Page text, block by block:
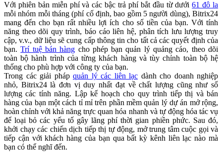
Với phiên bản miễn phí và các bậc trả phí bắt đầu từ dưới61 đô la
mỗi nhóm mỗi tháng (phí cố định, bao gồm 5 người dùng), Bitrix24
mang đến cho bạn rất nhiều lợi ích cho số tiền của bạn. Với tính
năng theo dõi quy trình, báo cáo liên hệ, phân tích lưu lượng truy
cập, v.v., dữ liệu sẽ cung cấp thông tin cho tất cả các quyết định của
bạn.Trí tuệ bán hàng cho phép bạn quản lý quảng cáo, theo dõi
toàn bộ hành trình của từng khách hàng và tùy chỉnh toàn bộ hệ
thống cho phù hợp với công ty của bạn.
Trong các giải pháp quản lý các liên lạc dành cho doanh nghiệp
nhỏ, Bitrix24 là đơn vị duy nhất đạt về chất lượng cũng như số
lượng các tính năng. Lập kế hoạch cho quy trình tiếp thị và bán
hàng của bạn một cách tỉ mỉ trên phần mềm quản lý dự án mở rộng,
hoàn chỉnh với khả năng trực quan hóa nhanh và tự động hóa tác vụ
để loại bỏ các yếu tố gây lãng phí thời gian phiền phức. Sau đó,
khởi chạy các chiến dịch tiếp thị tự động, mở trung tâm cuộc gọi và
tiếp cận với khách hàng của bạn qua bất kỳ kênh liên lạc nào mà
bạn có thể nghĩ đến.